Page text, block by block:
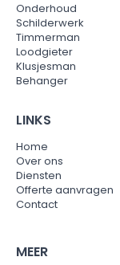
Onderhoud
Schilderwerk
Timmerman
Loodgieter
Klusjesman
Behanger
LINKS
Home
Over ons
Diensten
Offerte aanvragen
Contact
MEER